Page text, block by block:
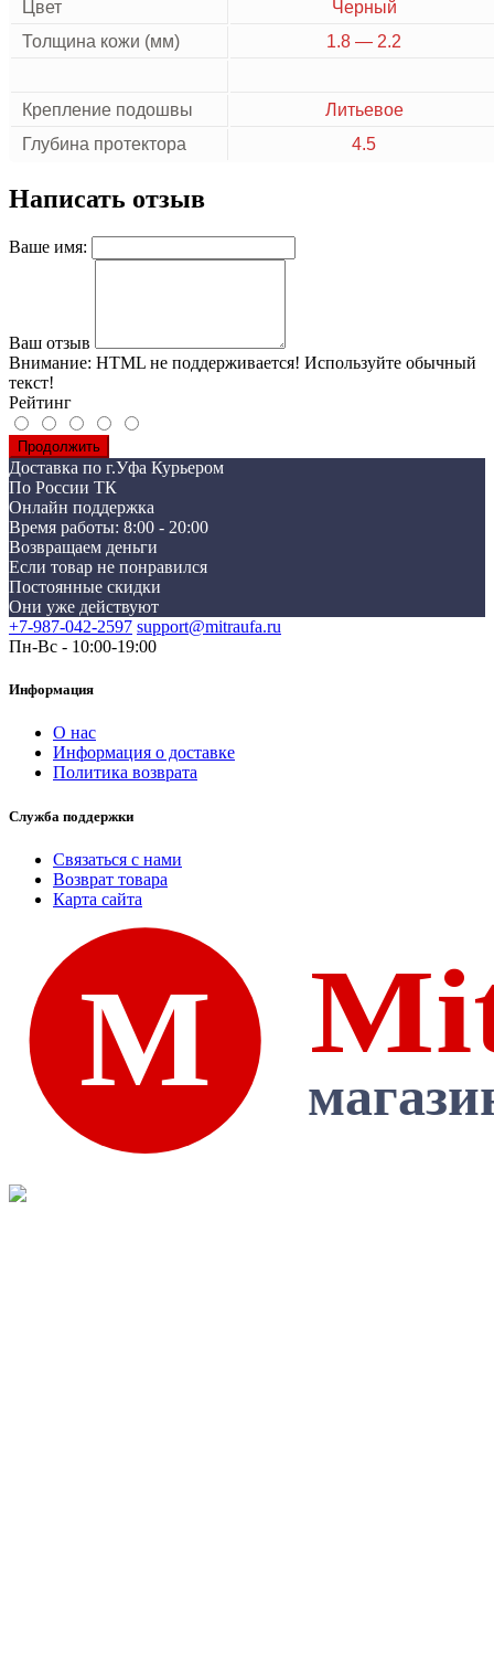
Цвет
Черный
Толщина кожи (мм)
1.8 — 2.2
Крепление подошвы
Литьевое
Глубина протектора
4.5
Написать отзыв
Ваше имя:
Ваш отзыв
Внимание: HTML не поддерживается! Используйте обычный
текст!
Рейтинг
Продолжить
Доставка по г.Уфа Курьером
По России ТК
Онлайн поддержка
Время работы: 8:00 - 20:00
Возвращаем деньги
Если товар не понравился
Постоянные скидки
Они уже действуют
+7-987-042-2597 support@mitraufa.ru
Пн-Вс - 10:00-19:00
Информация
О нас
Информация о доставке
Политика возврата
Служба поддержки
Связаться с нами
Возврат товара
Карта сайта